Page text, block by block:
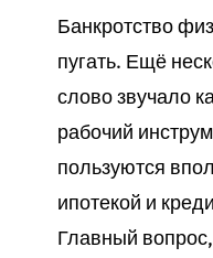
Банкротство
пугать. Ещё
слово звучало
рабочий
пользуются
ипотекой и
Главный